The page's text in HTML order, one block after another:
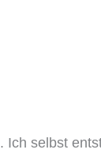
. Ich selbst